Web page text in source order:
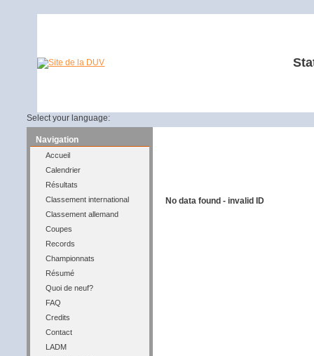
Select your language:
Navigation
Accueil
Calendrier
Résultats
Classement international
Classement allemand
Coupes
Records
Championnats
Résumé
Quoi de neuf?
FAQ
Credits
Contact
LADM
No data found - invalid ID